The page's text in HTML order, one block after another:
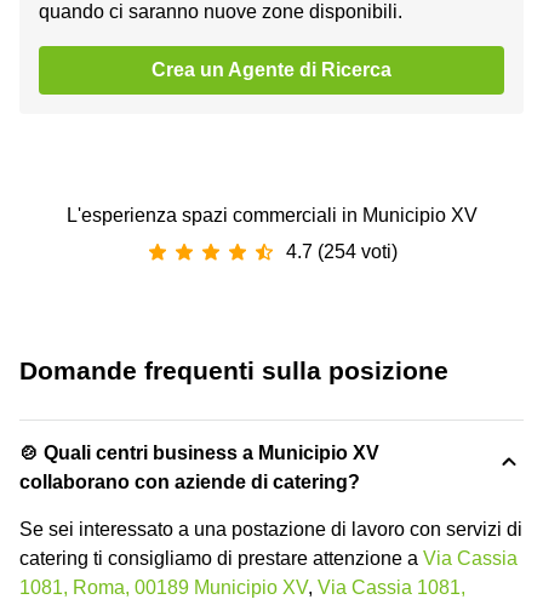
quando ci saranno nuove zone disponibili.
Crea un Agente di Ricerca
L'esperienza spazi commerciali in Municipio XV
4.7 (254 voti)
Domande frequenti sulla posizione
🍲 Quali centri business a Municipio XV
collaborano con aziende di catering?
Se sei interessato a una postazione di lavoro con servizi di
catering ti consigliamo di prestare attenzione a Via Cassia
1081, Roma, 00189 Municipio XV, Via Cassia 1081,